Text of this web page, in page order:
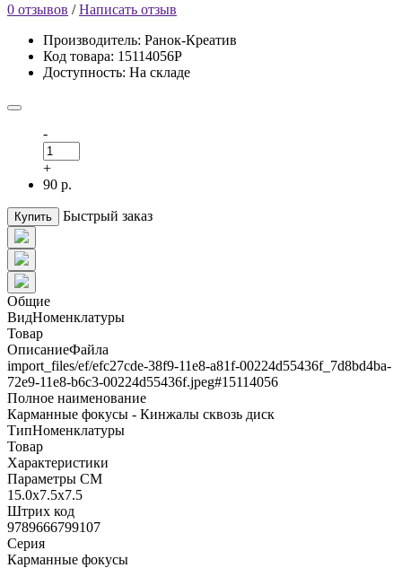
0 отзывов /Написать отзыв
Производитель: Ранок-Креатив
Код товара: 15114056Р
Доступность: На складе
-
+
90 р.
Купить Быстрый заказ
Общие
ВидНоменклатуры
Товар
ОписаниеФайла
import_files/ef/efc27cde-38f9-11e8-a81f-00224d55436f_7d8bd4ba-
72e9-11e8-b6c3-00224d55436f.jpeg#15114056
Полное наименование
Карманные фокусы - Кинжалы сквозь диск
ТипНоменклатуры
Товар
Характеристики
Параметры СМ
15.0x7.5x7.5
Штрих код
9789666799107
Серия
Карманные фокусы